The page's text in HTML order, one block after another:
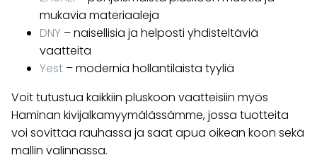
mukavia materiaaleja
DNY – naisellisia ja helposti yhdisteltäviä
vaatteita
Yest – modernia hollantilaista tyyliä
Voit tutustua kaikkiin pluskoon vaatteisiin myös
Haminan kivijalkamyymälässämme, jossa tuotteita
voi sovittaa rauhassa ja saat apua oikean koon sekä
mallin valinnassa.